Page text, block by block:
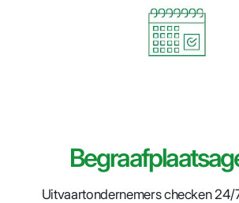
Uitvaartondernemers checken 24/